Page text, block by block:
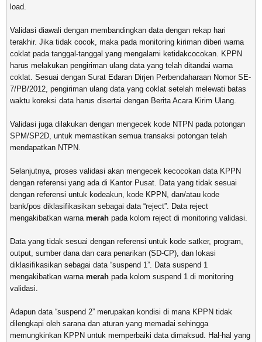
load.
Validasi diawali dengan membandingkan data dengan rekap hari
terakhir. Jika tidak cocok, maka pada monitoring kiriman diberi warna
coklat pada tanggal-tanggal yang mengalami ketidakcocokan. KPPN
harus melakukan pengiriman ulang data yang telah ditandai warna
coklat. Sesuai dengan Surat Edaran Dirjen Perbendaharaan Nomor SE-
7/PB/2012, pengiriman ulang data yang coklat setelah melewati batas
waktu koreksi data harus disertai dengan Berita Acara Kirim Ulang.
Validasi juga dilakukan dengan mengecek kode NTPN pada potongan
SPM/SP2D, untuk memastikan semua transaksi potongan telah
mendapatkan NTPN.
Selanjutnya, proses validasi akan mengecek kecocokan data KPPN
dengan referensi yang ada di Kantor Pusat. Data yang tidak sesuai
dengan referensi untuk kodeakun, kode KPPN, dan/atau kode
bank/pos diklasifikasikan sebagai data “reject”. Data reject
mengakibatkan warna merah pada kolom reject di monitoring validasi.
Data yang tidak sesuai dengan referensi untuk kode satker, program,
output, sumber dana dan cara penarikan (SD-CP), dan lokasi
diklasifikasikan sebagai data “suspend 1”. Data suspend 1
mengakibatkan warna merah pada kolom suspend 1 di monitoring
validasi.
Adapun data “suspend 2” merupakan kondisi di mana KPPN tidak
dilengkapi oleh sarana dan aturan yang memadai sehingga
memungkinkan KPPN untuk memperbaiki data dimaksud. Hal-hal yang